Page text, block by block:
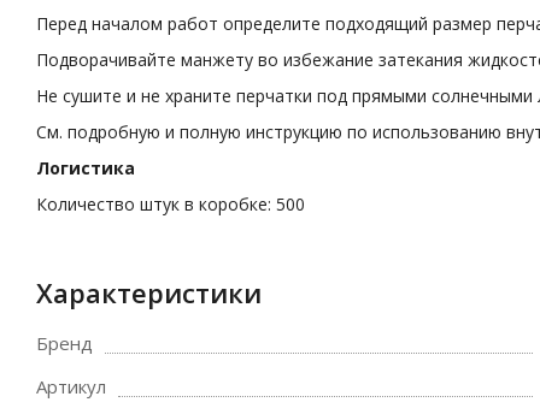
Перед началом работ определите подходящий размер
Подворачивайте манжету во избежание затекания
Не сушите и не храните перчатки под прямыми солнечными
См. подробную и полную инструкцию по использованию
Логистика
Количество штук в коробке: 500
Характеристики
Бренд
Артикул